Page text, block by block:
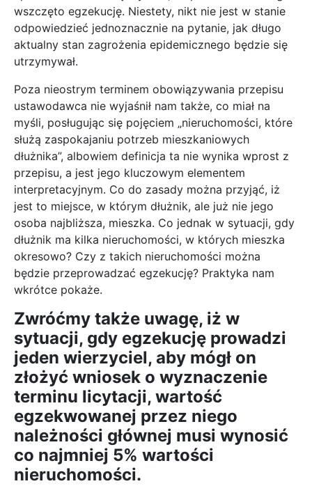
wszczęto egzekucję. Niestety, nikt nie jest w stanie
odpowiedzieć jednoznacznie na pytanie, jak długo
aktualny stan zagrożenia epidemicznego będzie się
utrzymywał.
Poza nieostrym terminem obowiązywania przepisu
ustawodawca nie wyjaśnił nam także, co miał na
myśli, posługując się pojęciem „nieruchomości, które
służą zaspokajaniu potrzeb mieszkaniowych
dłużnika”, albowiem definicja ta nie wynika wprost z
przepisu, a jest jego kluczowym elementem
interpretacyjnym. Co do zasady można przyjąć, iż
jest to miejsce, w którym dłużnik, ale już nie jego
osoba najbliższa, mieszka. Co jednak w sytuacji, gdy
dłużnik ma kilka nieruchomości, w których mieszka
okresowo? Czy z takich nieruchomości można
będzie przeprowadzać egzekucję? Praktyka nam
wkrótce pokaże.
Zwróćmy także uwagę, iż w
sytuacji, gdy egzekucję prowadzi
jeden wierzyciel, aby mógł on
złożyć wniosek o wyznaczenie
terminu licytacji, wartość
egzekwowanej przez niego
należności głównej musi wynosić
co najmniej 5% wartości
nieruchomości.